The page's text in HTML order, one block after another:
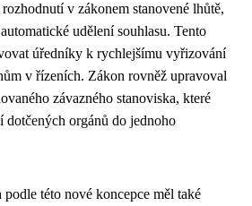
v zákonem stanovené lhůtě,
udělení souhlasu. Tento
úředníky k rychlejšímu vyřizování
v řízeních. Zákon rovněž upravoval
závazného stanoviska, které
dotčených orgánů do jednoho
podle této nové koncepce měl také